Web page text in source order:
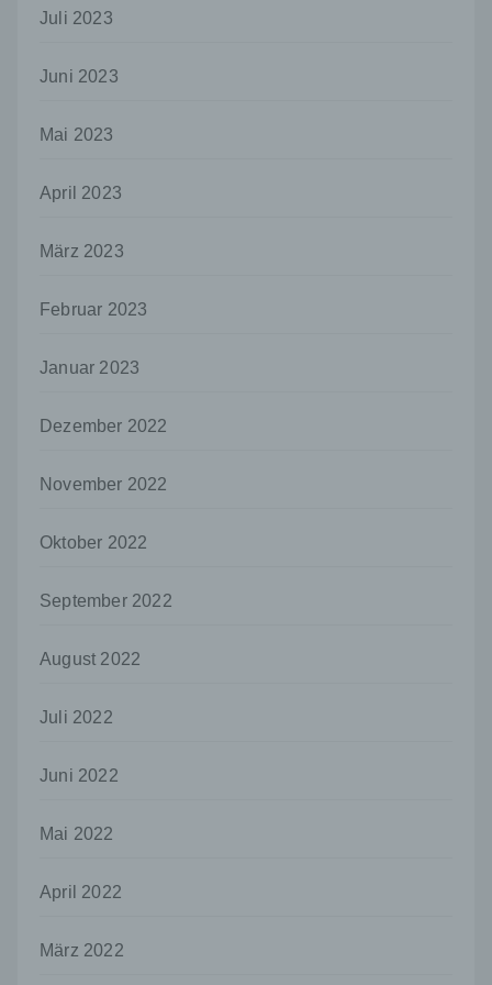
Juli 2023
Juni 2023
Mai 2023
April 2023
März 2023
Februar 2023
Januar 2023
Dezember 2022
November 2022
Oktober 2022
September 2022
August 2022
Juli 2022
Juni 2022
Mai 2022
April 2022
März 2022
Sind die Zwecke und Mittel dieser
Verarbeitung durch das Unionsrecht oder
so kann der Verantwortliche
Unionsrecht oder dem Recht der
h) Auftragsverarbeiter
juristische Person, Behörde, Einrichtung
verarbeitet.
i) Empfänger
Stelle, der personenbezogene Daten
es sich bei ihr um einen Dritten handelt oder
dem Unionsrecht oder dem Recht der
jedoch nicht als Empfänger.
j) Dritter
Stelle außer der betroffenen Person, dem
und den Personen, die unter der
Auftragsverarbeiters befugt sind, die
k) Einwilligung
Person freiwillig für den bestimmten Fall in